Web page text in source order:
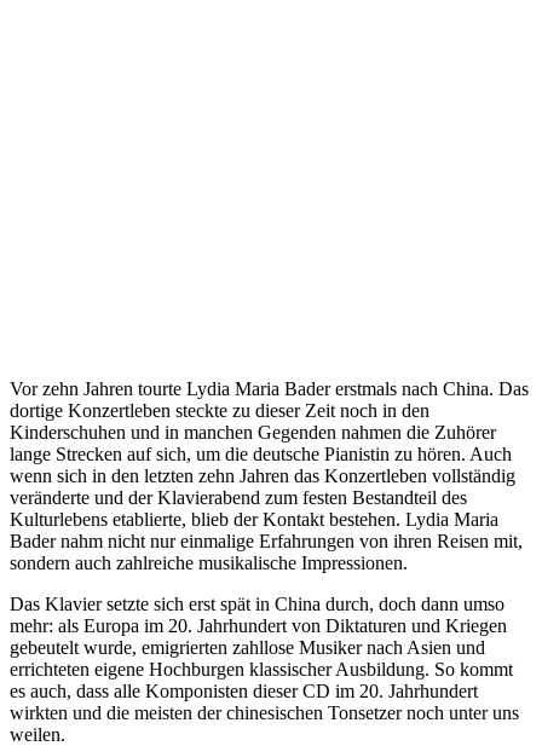
Vor zehn Jahren tourte Lydia Maria Bader erstmals nach China. Das
dortige Konzertleben steckte zu dieser Zeit noch in den
Kinderschuhen und in manchen Gegenden nahmen die Zuhörer
lange Strecken auf sich, um die deutsche Pianistin zu hören. Auch
wenn sich in den letzten zehn Jahren das Konzertleben vollständig
veränderte und der Klavierabend zum festen Bestandteil des
Kulturlebens etablierte, blieb der Kontakt bestehen. Lydia Maria
Bader nahm nicht nur einmalige Erfahrungen von ihren Reisen mit,
sondern auch zahlreiche musikalische Impressionen.
Das Klavier setzte sich erst spät in China durch, doch dann umso
mehr: als Europa im 20. Jahrhundert von Diktaturen und Kriegen
gebeutelt wurde, emigrierten zahllose Musiker nach Asien und
errichteten eigene Hochburgen klassischer Ausbildung. So kommt
es auch, dass alle Komponisten dieser CD im 20. Jahrhundert
wirkten und die meisten der chinesischen Tonsetzer noch unter uns
weilen.